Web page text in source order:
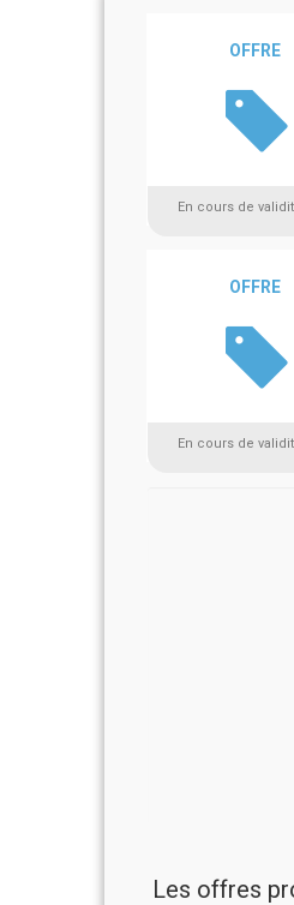
OFFRE
En cours de
OFFRE
En cours de
Les offres